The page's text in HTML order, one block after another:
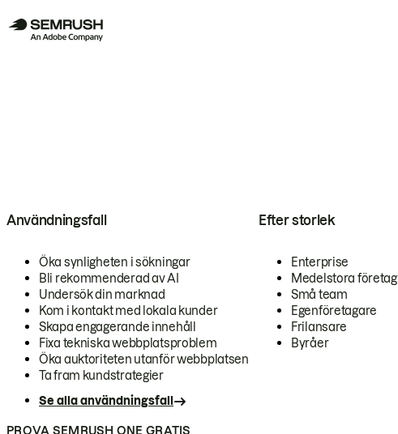
Användningsfall
Öka synligheten i sökningar
Bli rekommenderad av AI
Undersök din marknad
Kom i kontakt med lokala kunder
Skapa engagerande innehåll
Fixa tekniska webbplatsproblem
Öka auktoriteten utanför webbplatsen
Ta fram kundstrategier
Se alla användningsfall
Efter storlek
Enterprise
Medelstora företag
Små team
Egenföretagare
Frilansare
Byråer
PROVA SEMRUSH ONE GRATIS